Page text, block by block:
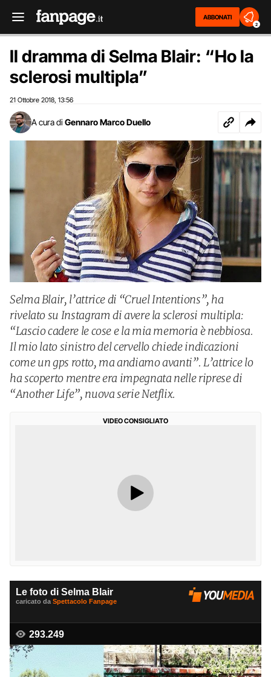
ABBONATI
2
Il dramma di Selma Blair: “Ho la
sclerosi multipla”
21 Ottobre 2018 13:56
A cura di Gennaro Marco Duello
Selma Blair, l’attrice di “Cruel Intentions”, ha
rivelato su Instagram di avere la sclerosi multipla:
“Lascio cadere le cose e la mia memoria è nebbiosa.
Il mio lato sinistro del cervello chiede indicazioni
come un gps rotto, ma andiamo avanti”. L’attrice lo
ha scoperto mentre era impegnata nelle riprese di
“Another Life”, nuova serie Netflix.
VIDEO CONSIGLIATO